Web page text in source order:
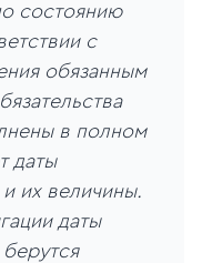
состоянию
с
обязанным
в полном
даты
их величины.
даты